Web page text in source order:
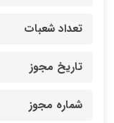
تعداد شعبات
تاریخ مجوز
شماره مجوز